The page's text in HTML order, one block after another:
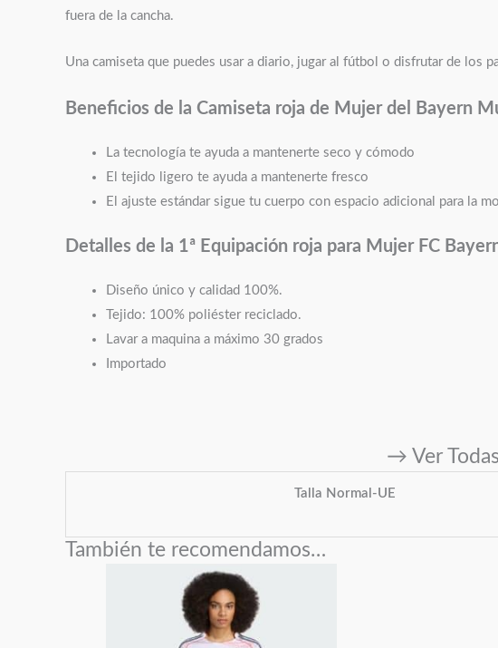
fuera de la cancha.
Una camiseta que puedes usar a diario, jugar al fútbol o disfrutar de los
Beneficios de la Camiseta roja de Mujer del Bayern
La tecnología te ayuda a mantenerte seco y cómodo
El tejido ligero te ayuda a mantenerte fresco
El ajuste estándar sigue tu cuerpo con espacio adicional para la
Detalles de la 1ª Equipación roja para Mujer FC
Diseño único y calidad 100%.
Tejido: 100% poliéster reciclado.
Lavar a maquina a máximo 30 grados
Importado
→ Ver
Talla Normal-UE
También te recomendamos…
Este
producto
tiene